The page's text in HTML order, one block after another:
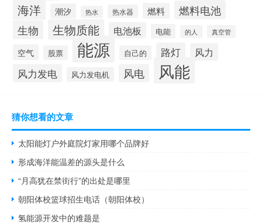
海洋 潮汐 热水 热水器 燃料
燃料电池
生物
生物质能 电池板 电能 的人 真空管
空气 股票 能源 自己的 路灯 风力
风力发电 风力发电机 风电 风能
猜你想看的文章
太阳能灯户外庭院灯家用哪个品牌好
形成海洋能温差的源头是什么
“月高犹在禁街行”的出处是哪里
朝阳体校篮球招生电话（朝阳体校）
氢能源开发中的难题是